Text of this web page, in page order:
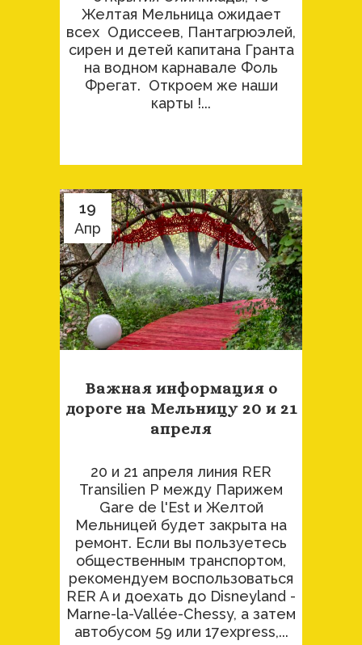
Желтая Мельница ожидает
всех Одиссеев, Пантагрюэлей,
сирен и детей капитана Гранта
на водном карнавале Фоль
Фрегат. Откроем же наши
карты !...
19
Апр
Важная информация о
дороге на Мельницу 20 и 21
апреля
20 и 21 апреля линия RER
Transilien P между Парижем
Gare de l'Est и Желтой
Мельницей будет закрыта на
ремонт. Если вы пользуетесь
общественным транспортом,
рекомендуем воспользоваться
RER A и доехать до Disneyland -
Marne-la-Vallée-Chessy, а затем
автобусом 59 или 17express,...